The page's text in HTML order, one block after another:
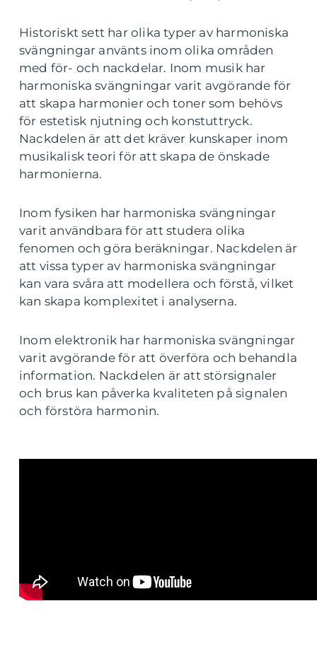
Historiskt sett har olika typer av harmoniska
svängningar använts inom olika områden
med för- och nackdelar. Inom musik har
harmoniska svängningar varit avgörande för
att skapa harmonier och toner som behövs
för estetisk njutning och konstuttryck.
Nackdelen är att det kräver kunskaper inom
musikalisk teori för att skapa de önskade
harmonierna.
Inom fysiken har harmoniska svängningar
varit användbara för att studera olika
fenomen och göra beräkningar. Nackdelen är
att vissa typer av harmoniska svängningar
kan vara svåra att modellera och förstå, vilket
kan skapa komplexitet i analyserna.
Inom elektronik har harmoniska svängningar
varit avgörande för att överföra och behandla
information. Nackdelen är att störsignaler
och brus kan påverka kvaliteten på signalen
och förstöra harmonin.